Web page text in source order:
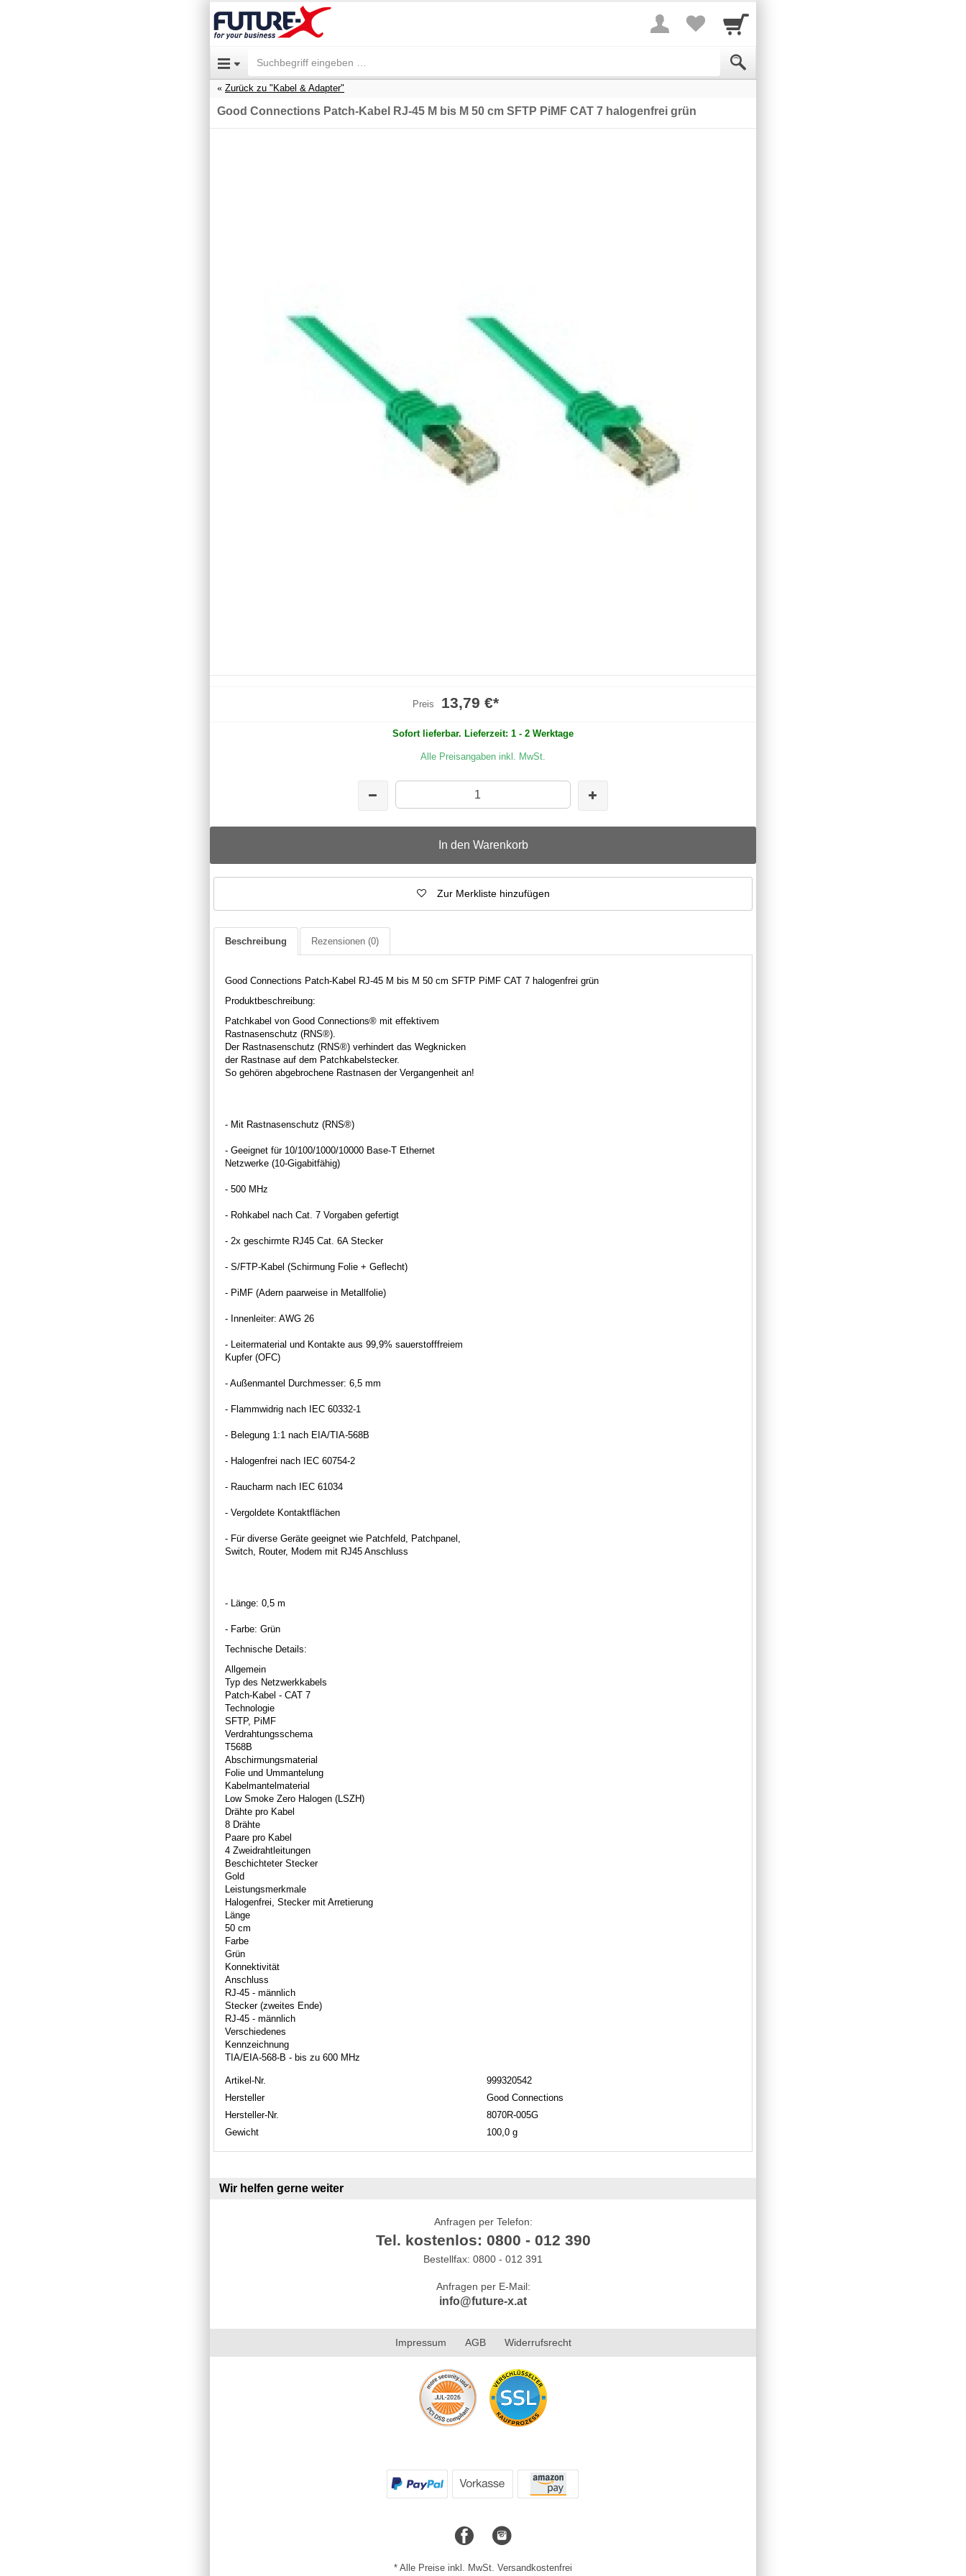
Zurück zu "Kabel & Adapter"
Good Connections Patch-Kabel RJ-45 M bis M 50 cm SFTP PiMF CAT 7 halogenfrei grün
Preis 13,79 €*
Sofort lieferbar. Lieferzeit: 1 - 2 Werktage
Alle Preisangaben inkl. MwSt.
In den Warenkorb
Zur Merkliste hinzufügen
Beschreibung Rezensionen (0)
Good Connections Patch-Kabel RJ-45 M bis M 50 cm SFTP PiMF CAT 7 halogenfrei grün
Produktbeschreibung:
Patchkabel von Good Connections® mit effektivem
Rastnasenschutz (RNS®).
Der Rastnasenschutz (RNS®) verhindert das Wegknicken
der Rastnase auf dem Patchkabelstecker.
So gehören abgebrochene Rastnasen der Vergangenheit an!
- Mit Rastnasenschutz (RNS®)
- Geeignet für 10/100/1000/10000 Base-T Ethernet
Netzwerke (10-Gigabitfähig)
- 500 MHz
- Rohkabel nach Cat. 7 Vorgaben gefertigt
- 2x geschirmte RJ45 Cat. 6A Stecker
- S/FTP-Kabel (Schirmung Folie + Geflecht)
- PiMF (Adern paarweise in Metallfolie)
- Innenleiter: AWG 26
- Leitermaterial und Kontakte aus 99,9% sauerstofffreiem
Kupfer (OFC)
- Außenmantel Durchmesser: 6,5 mm
- Flammwidrig nach IEC 60332-1
- Belegung 1:1 nach EIA/TIA-568B
- Halogenfrei nach IEC 60754-2
- Raucharm nach IEC 61034
- Vergoldete Kontaktflächen
- Für diverse Geräte geeignet wie Patchfeld, Patchpanel,
Switch, Router, Modem mit RJ45 Anschluss
- Länge: 0,5 m
- Farbe: Grün
Technische Details:
Allgemein
Typ des Netzwerkkabels
Patch-Kabel - CAT 7
Technologie
SFTP, PiMF
Verdrahtungsschema
T568B
Abschirmungsmaterial
Folie und Ummantelung
Kabelmantelmaterial
Low Smoke Zero Halogen (LSZH)
Drähte pro Kabel
8 Drähte
Paare pro Kabel
4 Zweidrahtleitungen
Beschichteter Stecker
Gold
Leistungsmerkmale
Halogenfrei, Stecker mit Arretierung
Länge
50 cm
Farbe
Grün
Konnektivität
Anschluss
RJ-45 - männlich
Stecker (zweites Ende)
RJ-45 - männlich
Verschiedenes
Kennzeichnung
TIA/EIA-568-B - bis zu 600 MHz
Artikel-Nr.
999320542
Hersteller
Good Connections
Hersteller-Nr.
8070R-005G
Gewicht
100,0 g
Wir helfen gerne weiter
Anfragen per Telefon:
Tel. kostenlos: 0800 - 012 390
Bestellfax: 0800 - 012 391
Anfragen per E-Mail:
info@future-x.at
Impressum AGB Widerrufsrecht
* Alle Preise inkl. MwSt. Versandkostenfrei